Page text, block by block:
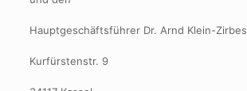
Hauptgeschäftsführer Dr. Arnd Klein-Zirbes
Kurfürstenstr. 9